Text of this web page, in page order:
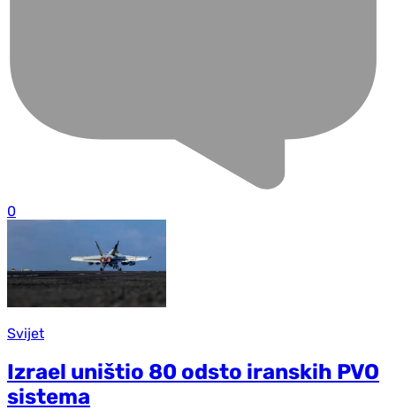
0
Svijet
Izrael uništio 80 odsto iranskih PVO
sistema